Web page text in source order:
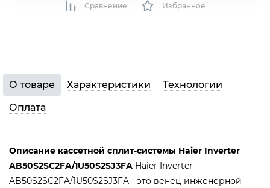
Сравнение Избранное
О товаре Характеристики
Технологии
Оплата
Описание кассетной сплит-системы Haier Inverter
AB50S2SC2FA/1U50S2SJ3FA Haier Inverter
AB50S2SC2FA/1U50S2SJ3FA - это венец инженерной